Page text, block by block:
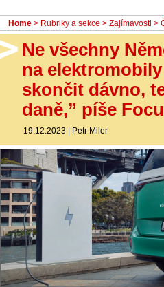
Home > Rubriky a sekce > Zajímavosti >
Ne všechny
na
skončit dávno,
daně,” píše
19.12.2023 | Petr Miler